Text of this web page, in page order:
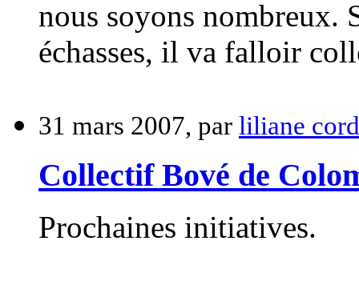
nous soyons nombreux.
échasses, il va falloir
31 mars 2007, par liliane
Collectif Bové de
Prochaines initiatives.